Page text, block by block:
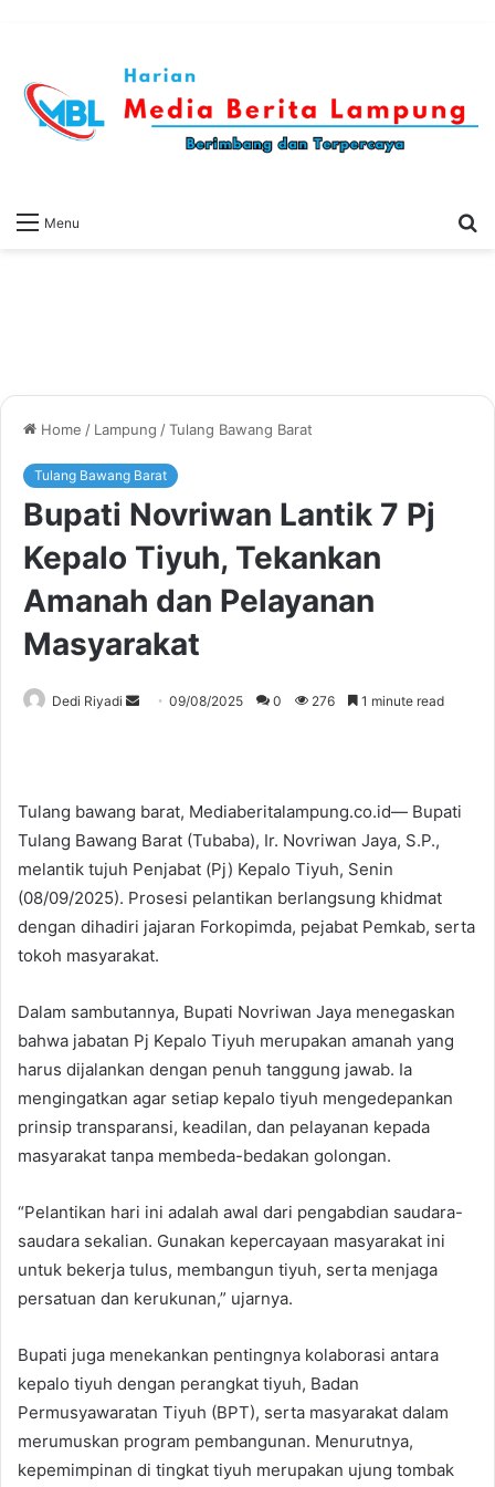
Menu
Home / Lampung /Tulang Bawang Barat
Tulang Bawang Barat
Bupati Novriwan Lantik 7 Pj
Kepalo Tiyuh, Tekankan
Amanah dan Pelayanan
Masyarakat
Dedi Riyadi
Send09/08/2025 0 276 1 minute read
Tulang bawang barat, Mediaberitalampung.co.id— Bupati
Tulang Bawang Barat (Tubaba), Ir. Novriwan Jaya, S.P.,
melantik tujuh Penjabat (Pj) Kepalo Tiyuh, Senin
(08/09/2025). Prosesi pelantikan berlangsung khidmat
dengan dihadiri jajaran Forkopimda, pejabat Pemkab, serta
tokoh masyarakat.
Dalam sambutannya, Bupati Novriwan Jaya menegaskan
bahwa jabatan Pj Kepalo Tiyuh merupakan amanah yang
harus dijalankan dengan penuh tanggung jawab. Ia
mengingatkan agar setiap kepalo tiyuh mengedepankan
prinsip transparansi, keadilan, dan pelayanan kepada
masyarakat tanpa membeda-bedakan golongan.
“Pelantikan hari ini adalah awal dari pengabdian saudara-
saudara sekalian. Gunakan kepercayaan masyarakat ini
untuk bekerja tulus, membangun tiyuh, serta menjaga
persatuan dan kerukunan,” ujarnya.
Bupati juga menekankan pentingnya kolaborasi antara
kepalo tiyuh dengan perangkat tiyuh, Badan
Permusyawaratan Tiyuh (BPT), serta masyarakat dalam
merumuskan program pembangunan. Menurutnya,
kepemimpinan di tingkat tiyuh merupakan ujung tombak